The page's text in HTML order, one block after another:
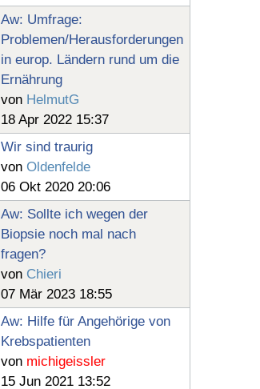
Aw: Umfrage:
Problemen/Herausforderungen
in europ. Ländern rund um die
Ernährung
von HelmutG
18 Apr 2022 15:37
Wir sind traurig
von Oldenfelde
06 Okt 2020 20:06
Aw: Sollte ich wegen der
Biopsie noch mal nach
fragen?
von Chieri
07 Mär 2023 18:55
Aw: Hilfe für Angehörige von
Krebspatienten
von michigeissler
15 Jun 2021 13:52